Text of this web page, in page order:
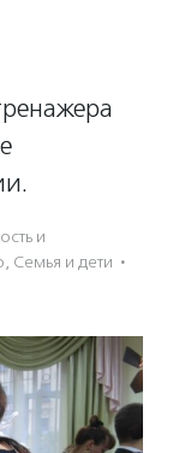
и
, Семья и дети ·